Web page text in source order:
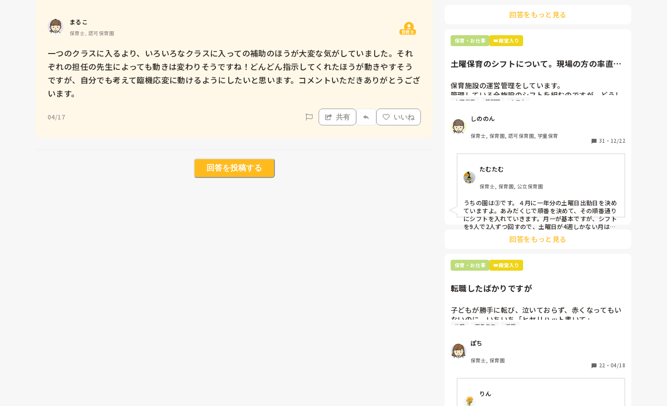
まるこ
保育士, 認可保育園 質問主
一つのクラスに入るより、いろいろなクラスに入っての補助のほうが大変な気がしていました。それ
ぞれの担任の先生によっても動きは変わりそうですね！どんどん指示してくれたほうが動きやすそう
ですが、自分でも考えて臨機応変に動けるようにしたいと思います。コメントいただきありがとうござ
います。
04/17 共有 いいね
回答を投稿する
4月から、少しだけでも変えられるようにしましょう
小さな一歩が大きな成果になる。
何しに来てんの？笑
だったら、役割決めちゃえ。保護者対応は先生がすべて
究極、指示なんてもう最低限にしていいですよ。
見てほしい場所、居てほしい場所だけ伝えて。あとは、
愚痴をそうですよね、って聴くだけでなく、余計なこと
をたくさん書いたようで申し訳ない。
ですが、何か対策をすれば先生の負担は減らせるはずで
すから。
いと思います！
4月は、待ってくれないから。3月が終われば、やって
きてしまうから。
正直苦しい。
辞めることは逃げ、と、過去辞めた人も何年も言われ
続けています
回答をもっと見る
保育・お仕事 👑殿堂入り
土曜保育のシフトについて。現場の方の率直な
保育施設の運営管理をしています。
管理している全施設のシフトを組むのですが、どうし
ても土曜保育だけは入れる方が少なく、いつも苦労し
応募の段階では皆、月1〜2回の土曜出勤があることに
同意して入職しているはずですが、いざ勤務が始まる
と一日も土曜出勤が出来ない方ばかりです。
①土曜日の希望休は2日まで、と制限をかける
②毎月、必ず土曜保育に入ることのできる日を1日だ
けピックアップしてもらう
③仮シフトが出た時、土曜出勤が難しければ自身で代
わりの人を交渉して見つけてもらう
上記のいずれかの対策を取り入れることを考えていま
土曜保育 管理職 シフト
しののん
保育士, 保育園, 認可保育園, 学童保育
31 ・ 12/22
たむたむ
保育士, 保育園, 公立保育園
うちの園は③です。４月に一年分の土曜日出勤日を決め
ていますよ。あみだくじで順番を決めて、その順番通り
にシフトを入れていきます。月一が基本ですが、シフト
を9人で2人ずつ回すので、土曜日が4週しかない月は無
しの時もありますよ。その土曜日が出られない人は、同
じシフト時間の人と自分で交代して貰い、主任に報告し
回答をもっと見る
保育・お仕事 👑殿堂入り
転職したばかりですが
子どもが勝手に転び、泣いておらず、赤くなってもい
ないのに、いちいち「ヒヤリハット書いて」
と書かされ
休憩時間に書くしかなく、辛いです
（そう言う本人は書かない）
しかも、上司に↑この内容でも
「どうしたらなくせるか」
呼ばれて一緒に対策を考えさせられること多数
休憩 園長先生 退職
ぽち
保育士, 保育園
22 ・ 04/18
りん